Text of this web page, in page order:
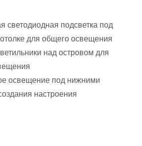
светодиодная подсветка под
для общего освещения
над островом для
освещение под нижними
настроения